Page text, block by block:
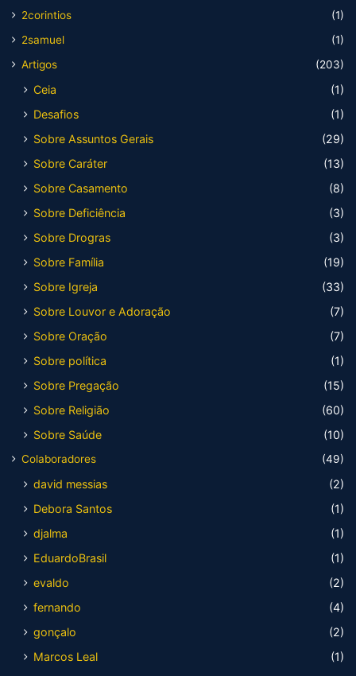
2corintios
(1)
2samuel
(1)
Artigos
(203)
Ceia
(1)
Desafios
(1)
Sobre Assuntos Gerais
(29)
Sobre Caráter
(13)
Sobre Casamento
(8)
Sobre Deficiência
(3)
Sobre Drogras
(3)
Sobre Família
(19)
Sobre Igreja
(33)
Sobre Louvor e Adoração
(7)
Sobre Oração
(7)
Sobre política
(1)
Sobre Pregação
(15)
Sobre Religião
(60)
Sobre Saúde
(10)
Colaboradores (49)
david messias
(2)
Debora Santos
(1)
djalma
(1)
EduardoBrasil
(1)
evaldo
(2)
fernando
(4)
gonçalo
(2)
Marcos Leal
(1)